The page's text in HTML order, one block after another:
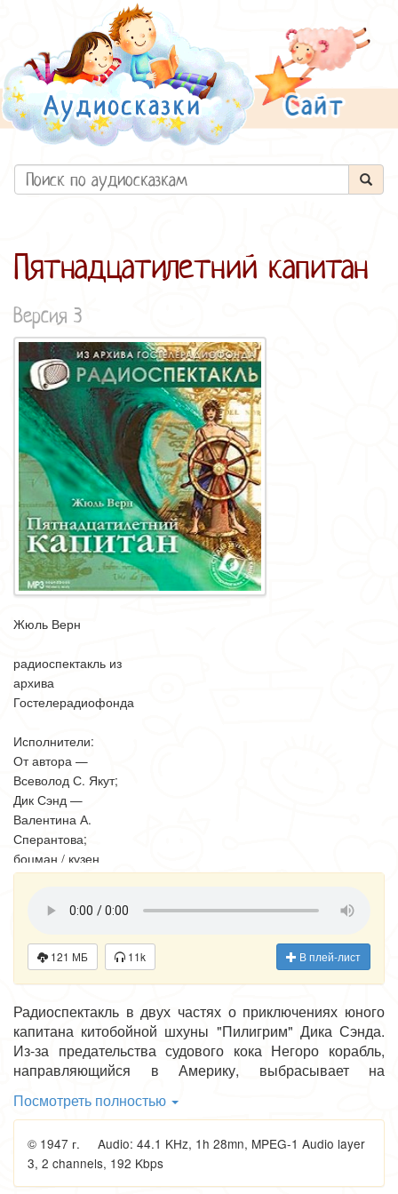
Пятнадцатилетний капитан
Версия 3
Жюль Верн
радиоспектакль из
архива
Гостелерадиофонда
Исполнители:
От автора —
Всеволод С. Якут;
Дик Сэнд —
Валентина А.
Сперантова;
боцман / кузен
Бенедикт —
Кубацкий;
Морес;
миссис Уэлдон —
Негоро — Дмитрий
П. Фивейский;
Геркулес — Борис
Ю. Оленин;
капитан Гуль —
Николай В. Салант;
Иван А.
Андрюшенас.
121 МБ 11k В плей-лист
Радиоспектакль в двух частях о приключениях юного
капитана китобойной шхуны "Пилигрим" Дика Сэнда.
Из-за предательства судового кока Негоро корабль,
направляющийся в Америку, выбрасывает на
романа смело встречают опасности и преодолевают их.
Посмотреть полностью
© 1947 г. Audio: 44.1 KHz, 1h 28mn, MPEG-1 Audio layer
3, 2 channels, 192 Kbps